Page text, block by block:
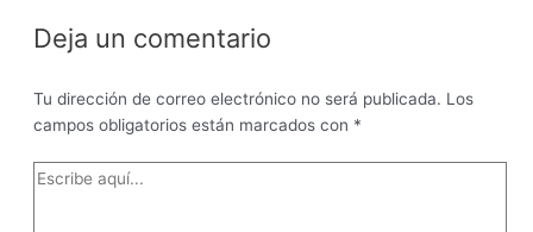
Deja un comentario
Tu dirección de correo electrónico no será publicada. Los
campos obligatorios están marcados con *
Escribe